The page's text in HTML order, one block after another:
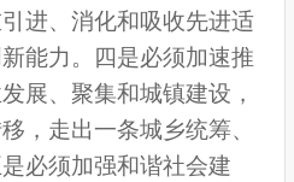
进、消化和吸收先进适
能力。四是必须加速推
展、聚集和城镇建设，
，走出一条城乡统筹、
必须加强和谐社会建